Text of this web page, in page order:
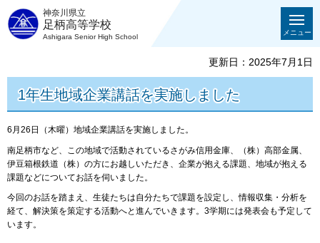
神奈川県立
足柄高等学校
Ashigara Senior High School
メニュー
更新日：2025年7月1日
1年生地域企業講話を実施しました
6月26日（木曜）地域企業講話を実施しました。
南足柄市など、この地域で活動されているさがみ信用金庫、（株）高部金属、
伊豆箱根鉄道（株）の方にお越しいただき、企業が抱える課題、地域が抱える
課題などについてお話を伺いました。
今回のお話を踏まえ、生徒たちは自分たちで課題を設定し、情報収集・分析を
経て、解決策を策定する活動へと進んでいきます。3学期には発表会も予定して
います。